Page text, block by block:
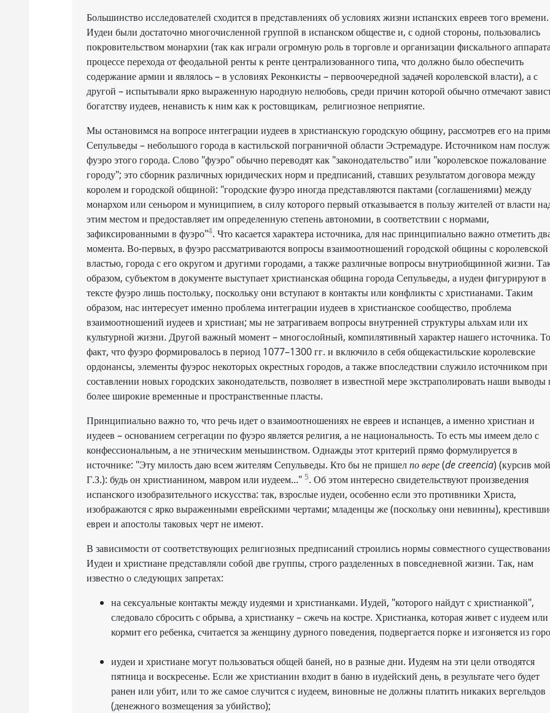
Большинство исследователей сходится в представлениях об условиях жизни испанских евреев того времени.
Иудеи были достаточно многочисленной группой в испанском обществе и, с одной стороны, пользовались
покровительством монархии (так как играли огромную роль в торговле и организации фискального
процессе перехода от феодальной ренты к ренте централизованного типа, что должно было обеспечить
содержание армии и являлось – в условиях Реконкисты – первоочередной задачей королевской власти), а с
другой – испытывали ярко выраженную народную нелюбовь, среди причин которой обычно отмечают
богатству иудеев, ненависть к ним как к ростовщикам, религиозное неприятие.
Мы остановимся на вопросе интеграции иудеев в христианскую городскую общину, рассмотрев его на
Сепульведы – небольшого города в кастильской пограничной области Эстремадуре. Источником нам
фуэро этого города. Слово "фуэро" обычно переводят как "законодательство" или "королевское пожалование
городу"; это сборник различных юридических норм и предписаний, ставших результатом договора между
королем и городской общиной: "городские фуэро иногда представляются пактами (соглашениями) между
монархом или сеньором и муниципием, в силу которого первый отказывается в пользу жителей от власти
этим местом и предоставляет им определенную степень автономии, в соответствии с нормами,
зафиксированными в фуэро"4. Что касается характера источника, для нас принципиально важно отметить
момента. Во-первых, в фуэро рассматриваются вопросы взаимоотношений городской общины с королевской
властью, города с его округом и другими городами, а также различные вопросы внутриобщинной жизни.
образом, субъектом в документе выступает христианская община города Сепульведы, а иудеи фигурируют в
тексте фуэро лишь постольку, поскольку они вступают в контакты или конфликты с христианами. Таким
образом, нас интересует именно проблема интеграции иудеев в христианское сообщество, проблема
взаимоотношений иудеев и христиан; мы не затрагиваем вопросы внутренней структуры альхам или их
культурной жизни. Другой важный момент – многослойный, компилятивный характер нашего источника.
факт, что фуэро формировалось в период 1077–1300 гг. и включило в себя общекастильские королевские
ордонансы, элементы фуэрос некоторых окрестных городов, а также впоследствии служило источником при
составлении новых городских законодательств, позволяет в известной мере экстраполировать наши выводы
более широкие временные и пространственные пласты.
Принципиально важно то, что речь идет о взаимоотношениях не евреев и испанцев, а именно христиан и
иудеев – основанием сегрегации по фуэро является религия, а не национальность. То есть мы имеем дело с
конфессиональным, а не этническим меньшинством. Однажды этот критерий прямо формулируется в
источнике: "Эту милость даю всем жителям Сепульведы. Кто бы не пришелпо вере(de creencia) (курсив
Г.З.): будь он христианином, мавром или иудеем..." 5. Об этом интересно свидетельствуют произведения
испанского изобразительного искусства: так, взрослые иудеи, особенно если это противники Христа,
изображаются с ярко выраженными еврейскими чертами; младенцы же (поскольку они невинны),
евреи и апостолы таковых черт не имеют.
В зависимости от соответствующих религиозных предписаний строились нормы совместного
Иудеи и христиане представляли собой две группы, строго разделенных в повседневной жизни. Так, нам
известно о следующих запретах:
на сексуальные контакты между иудеями и христианками. Иудей, "которого найдут с христианкой",
следовало сбросить с обрыва, а христианку – сжечь на костре. Христианка, которая живет с иудеем или
кормит его ребенка, считается за женщину дурного поведения, подвергается порке и изгоняется из
иудеи и христиане могут пользоваться общей баней, но в разные дни. Иудеям на эти цели отводятся
пятница и воскресенье. Если же христианин входит в баню в иудейский день, в результате чего будет
ранен или убит, или то же самое случится с иудеем, виновные не должны платить никаких вергельдов
(денежного возмещения за убийство);